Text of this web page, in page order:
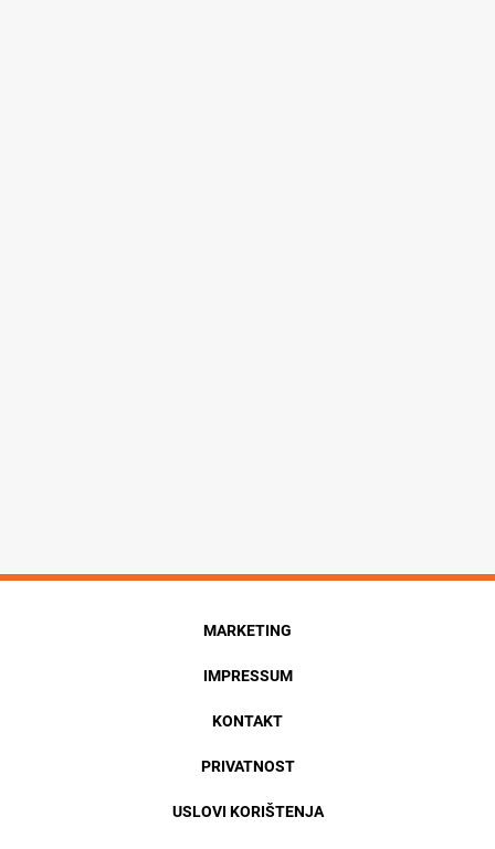
MARKETING
IMPRESSUM
KONTAKT
PRIVATNOST
USLOVI KORIŠTENJA